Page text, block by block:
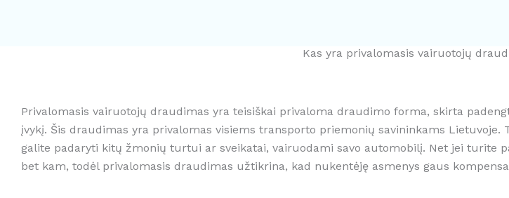
Kas yra privalomasis vairuotojų
Privalomasis vairuotojų draudimas yra teisiškai privaloma draudimo forma, skirta
įvykį. Šis draudimas yra privalomas visiems transporto priemonių savininkams
galite padaryti kitų žmonių turtui ar sveikatai, vairuodami savo automobilį. Net jei turite
bet kam, todėl privalomasis draudimas užtikrina, kad nukentėję asmenys gaus